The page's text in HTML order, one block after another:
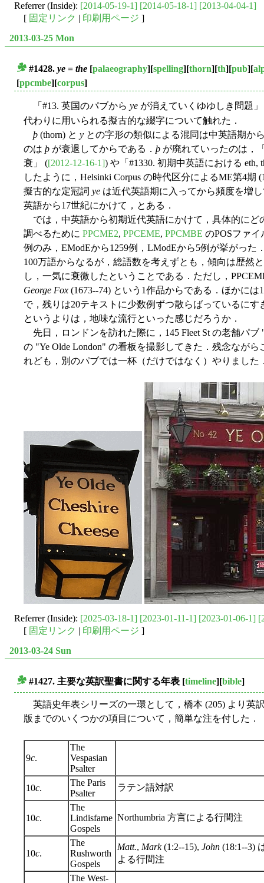
Referrer (Inside): [2014-05-19-1] [2014-05-18-1] [2013-04-04-1]
[ 固定リンク | 印刷用ページ ]
2013-03-25 Mon
#1428. ye = the [palaeography][spelling][thorn][th][pub][
[ppcmbe][corpus]
「#13. 英国のパブから ye が消えていくゆゆしき問題」
代わりに用いられる擬古的な綴字について触れた．
þ (thorn) と y との字形の類似による混同は中英語期か
のは þ が衰退してからである． þ が廃れていったのは，
衰」 ([2012-12-16-1]) や「#1330. 初期中英語における eth,
したように，Helsinki Corpus の時代区分によるME第4期
擬古的な定冠詞 ye は近代英語期に入ってから頻度を増
英語から17世紀にかけて，とある．
では，中英語から初期近代英語にかけて，具体的にど
調べるために PPCME2, PPCEME, PPCMBE のPOSファ
例のみ，EModEから1259例，LModEから5例が挙がった
100万語からなるが，総語数を考えずとも，傾向は歴然
し，一気に衰微したということである．ただし，
George Fox (1673--74) という1作品からである．ほかに
で，残りは20テキストに少数例ずつ散らばっているに
というよりは，地味な流行といった感じだろうか．
先日，ロンドンを訪れた際に，145 Fleet St の老舗パブ
の "Ye Olde London" の看板を撮影してきた．残念なが
れども，別のパブでは一杯（だけではなく）やりました
Referrer (Inside): [2025-03-18-1] [2023-01-11-1] [2023-01-06-1]
[ 固定リンク | 印刷用ページ ]
2013-03-24 Sun
#1427. 主要な英訳聖書に関する年表 [timeline][bible]
英語史年表シリーズの一環として，橋本 (205) より英
版までのいくつかの項目について，簡単な注を付した．
9c.
The
Vespasian
Psalter
10c.
The Paris
Psalter
ラテン語対訳
10c.
The
Lindisfarne
Gospels
Northumbria 方言による行間注
10c.
The
Rushworth
Gospels
Matt., Mark(1:2--15), John (18:1--3)
よる行間注
The West-